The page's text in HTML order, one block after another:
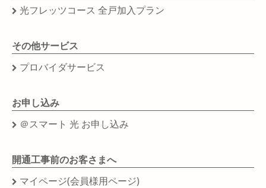
光フレッツコース 全戸加入プラン
その他サービス
プロバイダサービス
お申し込み
＠スマート 光 お申し込み
開通工事前のお客さまへ
マイページ(会員様用ページ)